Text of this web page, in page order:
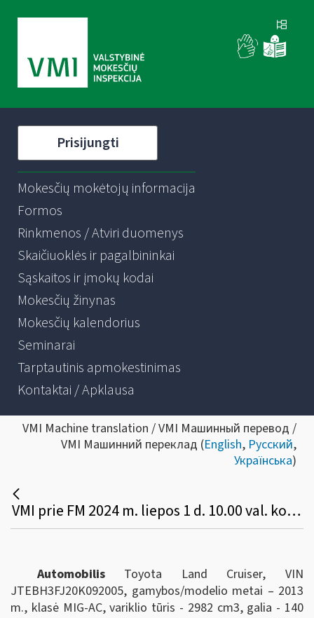
Prisijungti
Mokesčių mokėtojų informacija
Formos
Rinkmenos / Atviri duomenys
Skaičiuoklės ir pagalbininkai
Sąskaitos ir įmokų kodai
Mokesčių žinynas
Mokesčių kalendorius
Seminarai
Tarptautinis apmokestinimas
Kontaktai / Apklausa
VMI Machine translation / VMI Машинный перевод /
VMI Машинний переклад (English, Русский,
Українська)
VMI prie FM 2024 m. liepos 1 d. 10.00 val. konkurso būdu parduoda valstybei perduotą transporto priemonę:
AutomobilisToyota Land Cruiser, VIN
JTEBH3FJ20K092005, gamybos/modelio metai – 2013
m., klasė MIG-AC, variklio tūris - 2982 cm3, galia - 140